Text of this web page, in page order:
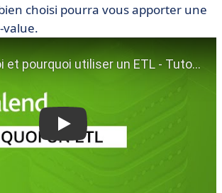
choisi pourra vous apporter une